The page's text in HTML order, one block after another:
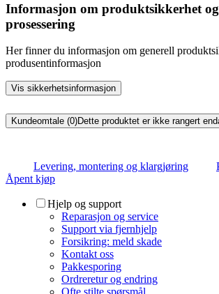
Informasjon om produktsikkerhet
prosessering
Her finner du informasjon om generell
produsentinformasjon
Vis sikkerhetsinformasjon
Kundeomtale (0)Dette produktet er ikke rangert
Levering, montering og klargjøring
Åpent kjøp
Hjelp og support
Reparasjon og service
Support via fjernhjelp
Forsikring: meld skade
Kontakt oss
Pakkesporing
Ordreretur og endring